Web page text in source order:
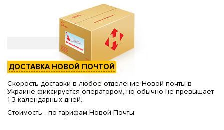
ДОСТАВКА НОВОЙ ПОЧТОЙ
Скорость доставки в любое отделение Новой почты в
Украине фиксируется оператором, но обычно не превышает
1-3 календарных дней.
Стоимость - по тарифам Новой Почты.